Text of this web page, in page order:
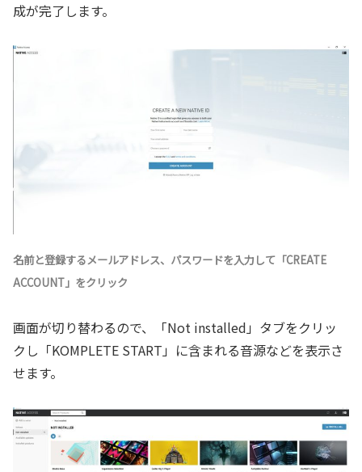
成が完了します。
名前と登録するメールアドレス、パスワードを入力して「CREATE
ACCOUNT」をクリック
画面が切り替わるので、「Not installed」タブをクリッ
クし「KOMPLETE START」に含まれる音源などを表示さ
せます。